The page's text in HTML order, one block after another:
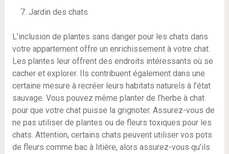
Jardin des chats
L’inclusion de plantes sans danger pour les chats dans
votre appartement offre un enrichissement à votre chat.
Les plantes leur offrent des endroits intéressants où se
cacher et explorer. Ils contribuent également dans une
certaine mesure à recréer leurs habitats naturels à l’état
sauvage. Vous pouvez même planter de l’herbe à chat
pour que votre chat puisse la grignoter. Assurez-vous de
ne pas utiliser de plantes ou de fleurs toxiques pour les
chats. Attention, certains chats peuvent utiliser vos pots
de fleurs comme bac à litière, alors assurez-vous qu’ils